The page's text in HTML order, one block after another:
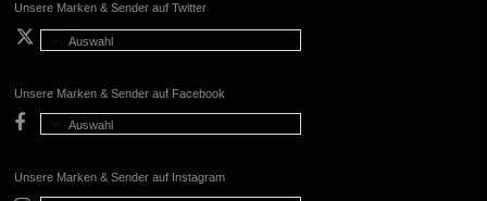
Unsere Marken & Sender auf Twitter
Auswahl
Unsere Marken & Sender auf Facebook
Auswahl
Unsere Marken & Sender auf Instagram